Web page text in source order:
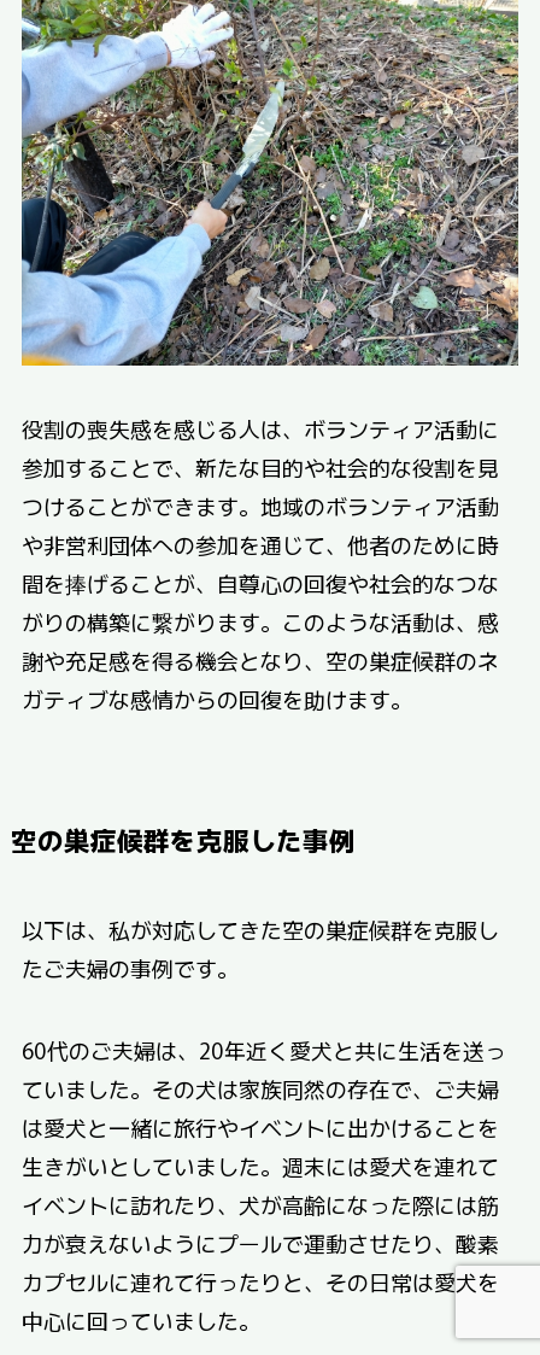
役割の喪失感を感じる人は、ボランティア活動に
参加することで、新たな目的や社会的な役割を見
つけることができます。地域のボランティア活動
や非営利団体への参加を通じて、他者のために時
間を捧げることが、自尊心の回復や社会的なつな
がりの構築に繋がります。このような活動は、感
謝や充足感を得る機会となり、空の巣症候群のネ
ガティブな感情からの回復を助けます。
空の巣症候群を克服した事例
以下は、私が対応してきた空の巣症候群を克服し
たご夫婦の事例です。
60代のご夫婦は、20年近く愛犬と共に生活を送っ
ていました。その犬は家族同然の存在で、ご夫婦
は愛犬と一緒に旅行やイベントに出かけることを
生きがいとしていました。週末には愛犬を連れて
イベントに訪れたり、犬が高齢になった際には筋
力が衰えないようにプールで運動させたり、酸素
カプセルに連れて行ったりと、その日常は愛犬を
中心に回っていました。